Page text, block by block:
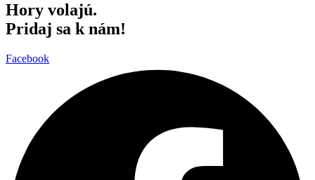
Hory volajú.
Pridaj sa k nám!
Facebook